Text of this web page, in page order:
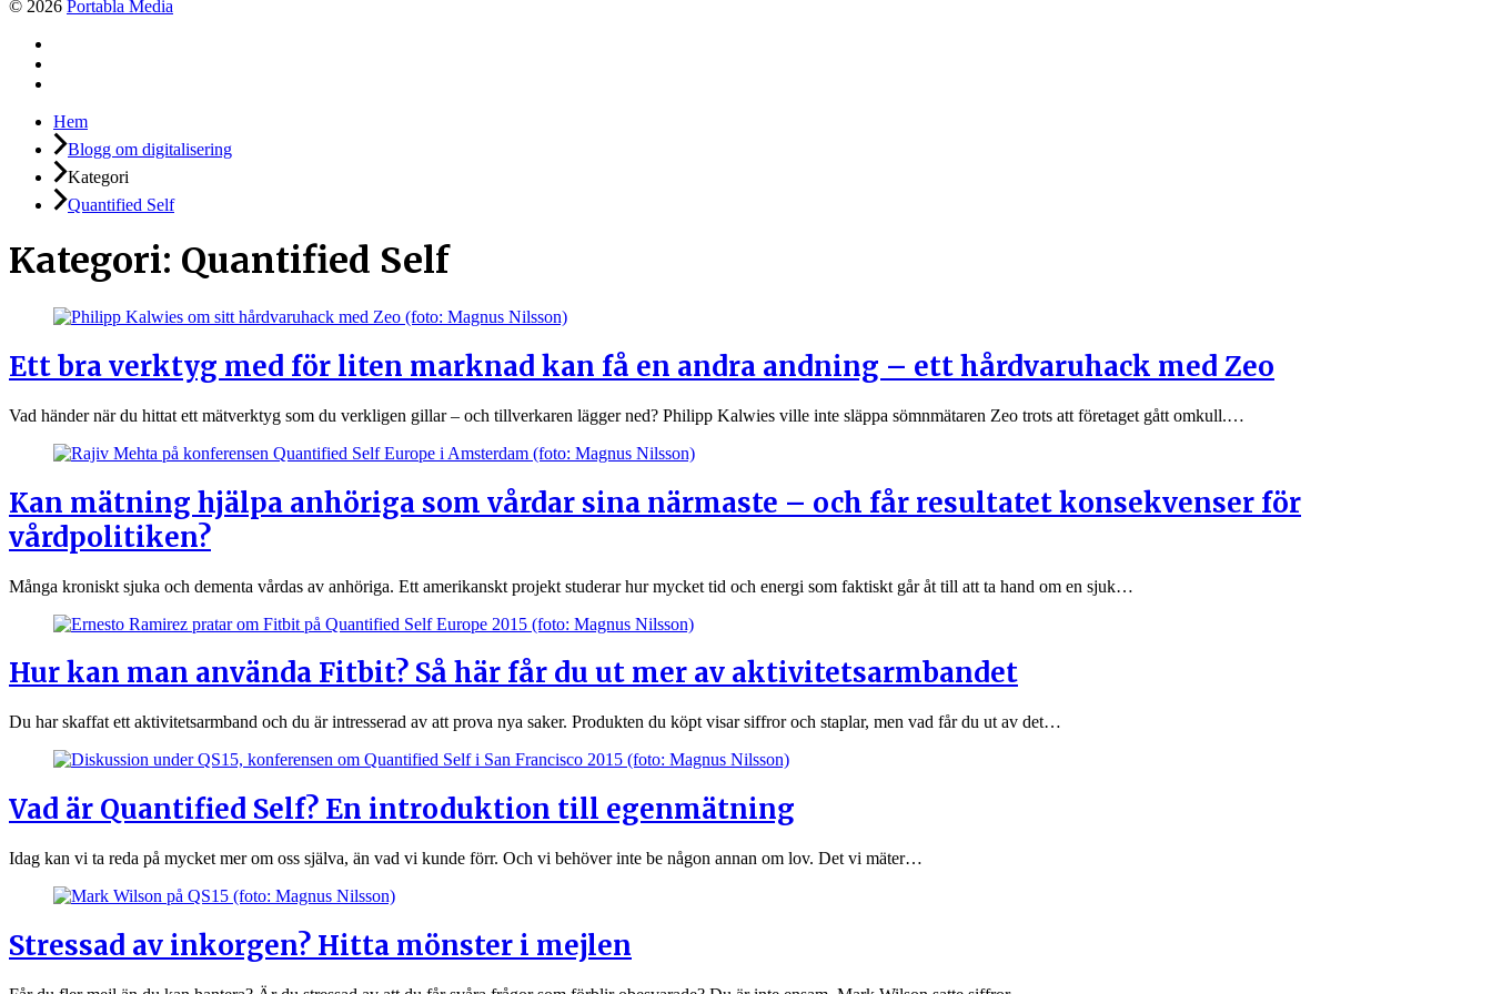
© 2026 Portabla Media
Hem
Blogg om digitalisering
Kategori
Quantified Self
Kategori: Quantified Self
Ett bra verktyg med för liten marknad kan få en andra andning – ett hårdvaruhack med Zeo
Vad händer när du hittat ett mätverktyg som du verkligen gillar – och tillverkaren lägger ned? Philipp Kalwies ville inte släppa sömnmätaren Zeo trots att företaget gått omkull.…
Kan mätning hjälpa anhöriga som vårdar sina närmaste – och får resultatet konsekvenser för
vårdpolitiken?
Många kroniskt sjuka och dementa vårdas av anhöriga. Ett amerikanskt projekt studerar hur mycket tid och energi som faktiskt går åt till att ta hand om en sjuk…
Hur kan man använda Fitbit? Så här får du ut mer av aktivitetsarmbandet
Du har skaffat ett aktivitetsarmband och du är intresserad av att prova nya saker. Produkten du köpt visar siffror och staplar, men vad får du ut av det…
Vad är Quantified Self? En introduktion till egenmätning
Idag kan vi ta reda på mycket mer om oss själva, än vad vi kunde förr. Och vi behöver inte be någon annan om lov. Det vi mäter…
Stressad av inkorgen? Hitta mönster i mejlen